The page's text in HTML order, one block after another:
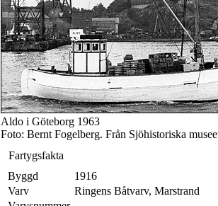
Aldo i Göteborg 1963
Foto: Bernt Fogelberg. Från Sjöhistoriska
Fartygsfakta
Byggd
1916
Varv
Ringens Båtvarv, Marstrand